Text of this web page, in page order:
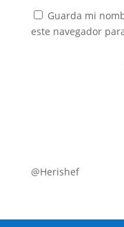
Guarda mi
este navegador
@Herishef